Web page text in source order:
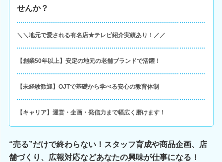
せんか？
＼＼地元で愛される有名店★テレビ紹介実績あり！／／
【創業50年以上】安定の地元の老舗ブランドで活躍！
【未経験歓迎】OJTで基礎から学べる安心の教育体制
【キャリア】運営・企画・発信力まで幅広く磨けます！
“売る”だけで終わらない！スタッフ育成や商品企画、店
舗づくり、広報対応などあなたの興味が仕事になる！